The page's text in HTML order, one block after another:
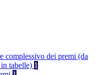
complessivo dei premi (da
tabelle) 1